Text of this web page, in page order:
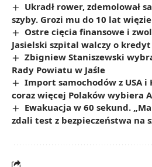
Ukradł rower, zdemolował
szyby. Grozi mu do 10 lat
Ostre cięcia finansowe i
Jasielski szpital walczy o
Zbigniew Staniszewski
Rady Powiatu w Jaśle
Import samochodów z USA i
coraz więcej Polaków wybiera
Ewakuacja w 60 sekund.
zdali test z bezpieczeństwa na